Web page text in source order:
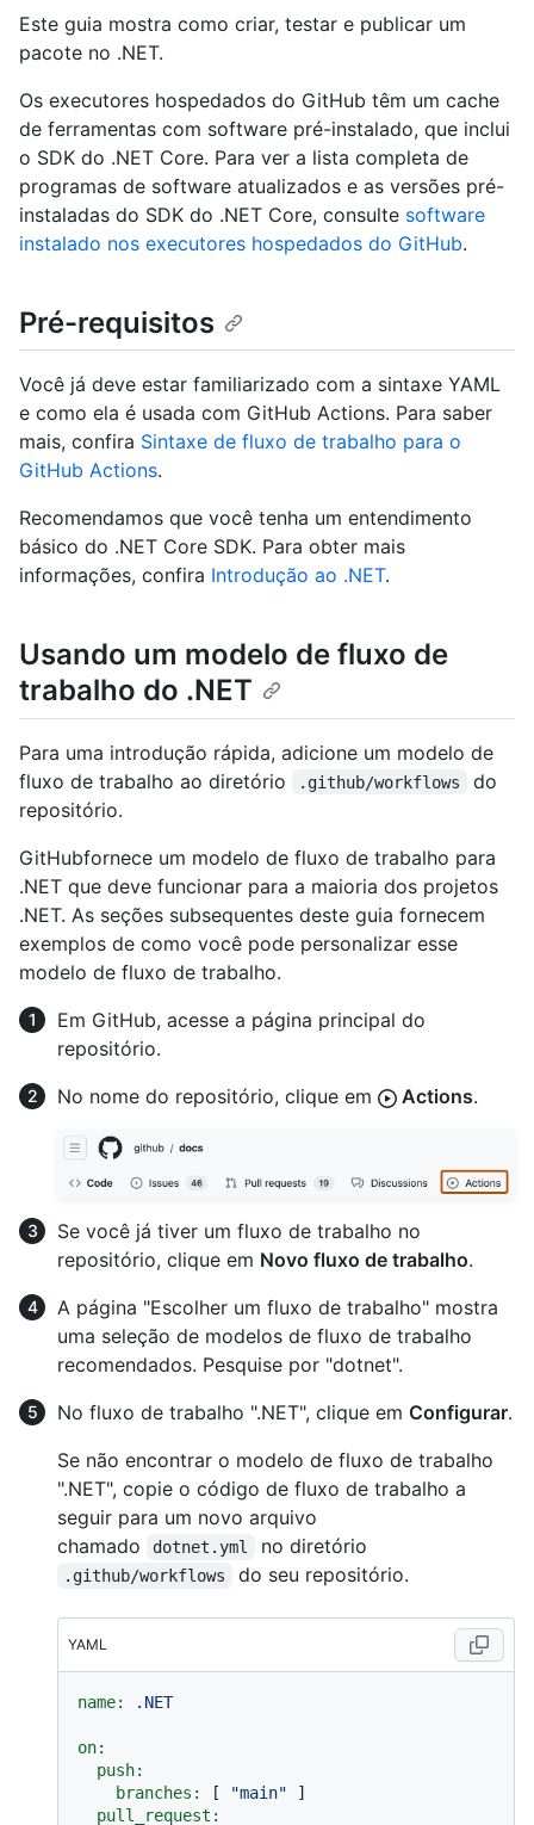
Este guia mostra como criar, testar e publicar um
pacote no .NET.
Os executores hospedados do GitHub têm um cache
de ferramentas com software pré-instalado, que inclui
o SDK do .NET Core. Para ver a lista completa de
programas de software atualizados e as versões pré-
instaladas do SDK do .NET Core, consulte software
instalado nos executores hospedados do GitHub.
Pré-requisitos
Você já deve estar familiarizado com a sintaxe YAML
e como ela é usada com GitHub Actions. Para saber
mais, confira Sintaxe de fluxo de trabalho para o
GitHub Actions.
Recomendamos que você tenha um entendimento
básico do .NET Core SDK. Para obter mais
informações, confira Introdução ao .NET.
Usando um modelo de fluxo de
trabalho do .NET
Para uma introdução rápida, adicione um modelo de
fluxo de trabalho ao diretório
.github/workflows
do
repositório.
GitHubfornece um modelo de fluxo de trabalho para
.NET que deve funcionar para a maioria dos projetos
.NET. As seções subsequentes deste guia fornecem
exemplos de como você pode personalizar esse
modelo de fluxo de trabalho.
Em GitHub, acesse a página principal do
repositório.
No nome do repositório, clique em
Actions.
Se você já tiver um fluxo de trabalho no
repositório, clique em Novo fluxo de trabalho.
A página "Escolher um fluxo de trabalho" mostra
uma seleção de modelos de fluxo de trabalho
recomendados. Pesquise por "dotnet".
No fluxo de trabalho ".NET", clique em Configurar.
Se não encontrar o modelo de fluxo de trabalho
".NET", copie o código de fluxo de trabalho a
seguir para um novo arquivo
chamado
dotnet.yml no diretório
.github/workflows do seu repositório.
YAML
name: .NET
on:
push:
branches:
[ "main" ]
pull_request: